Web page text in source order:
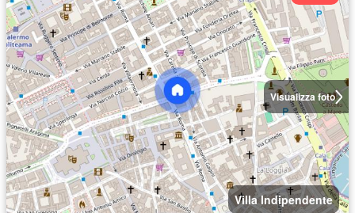
Visualizza foto
Villa Indipendente